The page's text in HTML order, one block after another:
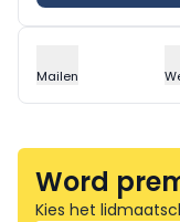
Mailen
Word
Kies het